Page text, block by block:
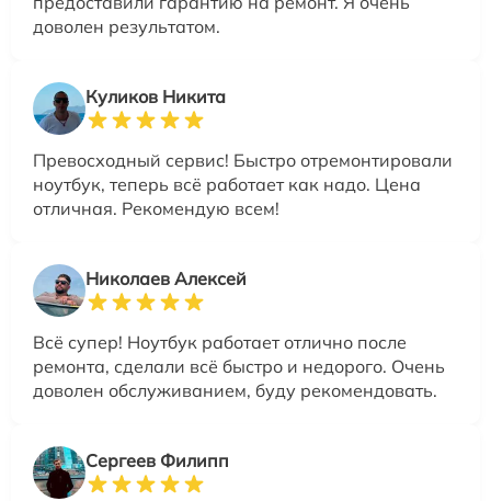
доволен результатом.
Куликов Никита
Превосходный сервис! Быстро отремонтировали
ноутбук, теперь всё работает как надо. Цена
отличная. Рекомендую всем!
Николаев Алексей
Всё супер! Ноутбук работает отлично после
ремонта, сделали всё быстро и недорого. Очень
доволен обслуживанием, буду рекомендовать.
Сергеев Филипп